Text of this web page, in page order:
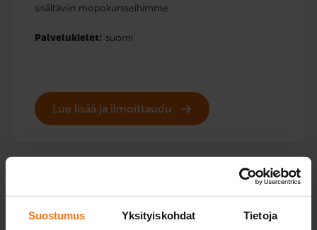
Suostumus Yksityiskohdat Tietoja
sisältäviin mopokursseihimme.
Palvelukielet: suomi
Lue lisää ja ilmoittaudu
Vertaile mopokurssipaketteja